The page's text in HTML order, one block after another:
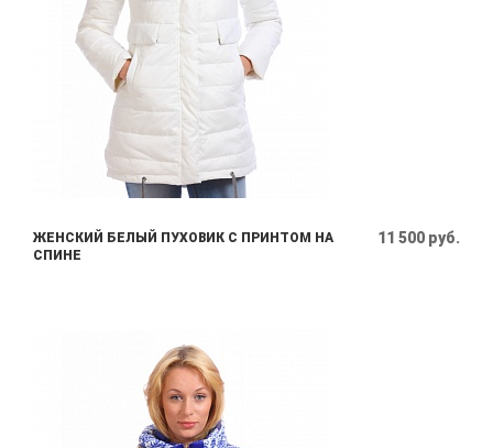
ЖЕНСКИЙ БЕЛЫЙ ПУХОВИК С ПРИНТОМ НА
СПИНЕ
11 500 руб.